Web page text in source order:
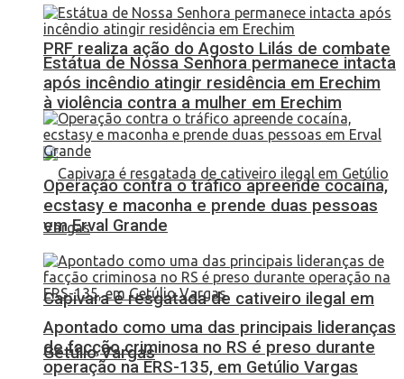
PRF realiza ação do Agosto Lilás de combate
à violência contra a mulher em Erechim
Capivara é resgatada de cativeiro ilegal em
Getúlio Vargas
Estátua de Nossa Senhora permanece intacta
após incêndio atingir residência em Erechim
Operação contra o tráfico apreende cocaína,
ecstasy e maconha e prende duas pessoas
em Erval Grande
Apontado como uma das principais lideranças
de facção criminosa no RS é preso durante
operação na ERS-135, em Getúlio Vargas